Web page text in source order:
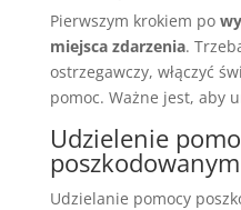
Pierwszym krokiem po
miejsca zdarzenia.
ostrzegawczy, włączyć
pomoc. Ważne jest, aby
Udzielenie
poszkodowanym
Udzielanie pomocy